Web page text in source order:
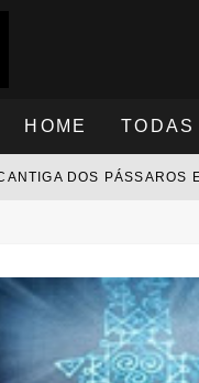
HOME TODAS
DOS PÁSSAROS
3 - JUNTOS NOVAMENTE
2 – COMENTÁRIOS